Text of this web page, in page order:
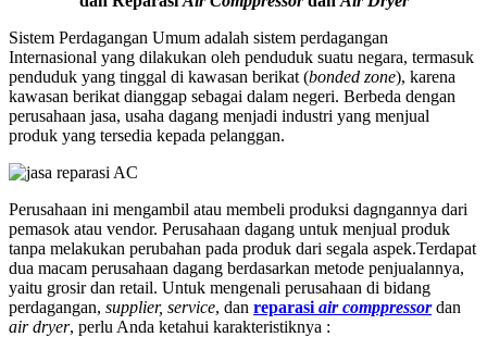
Sistem Perdagangan Umum adalah sistem perdagangan
Internasional yang dilakukan oleh penduduk suatu negara, termasuk
penduduk yang tinggal di kawasan berikat (bonded zone), karena
kawasan berikat dianggap sebagai dalam negeri. Berbeda dengan
perusahaan jasa, usaha dagang menjadi industri yang menjual
produk yang tersedia kepada pelanggan.
Perusahaan ini mengambil atau membeli produksi dagngannya dari
pemasok atau vendor. Perusahaan dagang untuk menjual produk
tanpa melakukan perubahan pada produk dari segala aspek.Terdapat
dua macam perusahaan dagang berdasarkan metode penjualannya,
yaitu grosir dan retail. Untuk mengenali perusahaan di bidang
perdagangan, supplier, service, dan reparasi air comppressordan
air dryer, perlu Anda ketahui karakteristiknya :